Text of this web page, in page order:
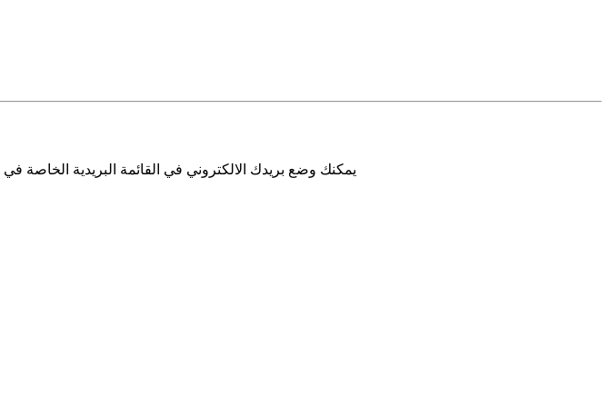
يمكنك وضع بريدك الالكتروني في القائمة البريدية الخاصة